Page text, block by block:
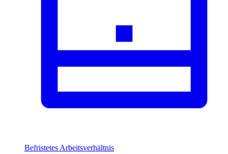
Befristetes Arbeitsverhältnis